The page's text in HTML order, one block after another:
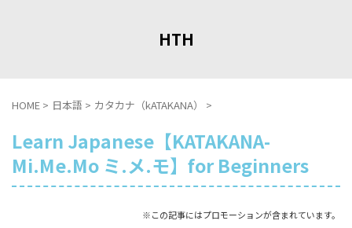
HTH
HOME > 日本語 > カタカナ（kATAKANA） >
Learn Japanese【KATAKANA-
Mi.Me.Mo ミ.メ.モ】for Beginners
※この記事にはプロモーションが含まれています。